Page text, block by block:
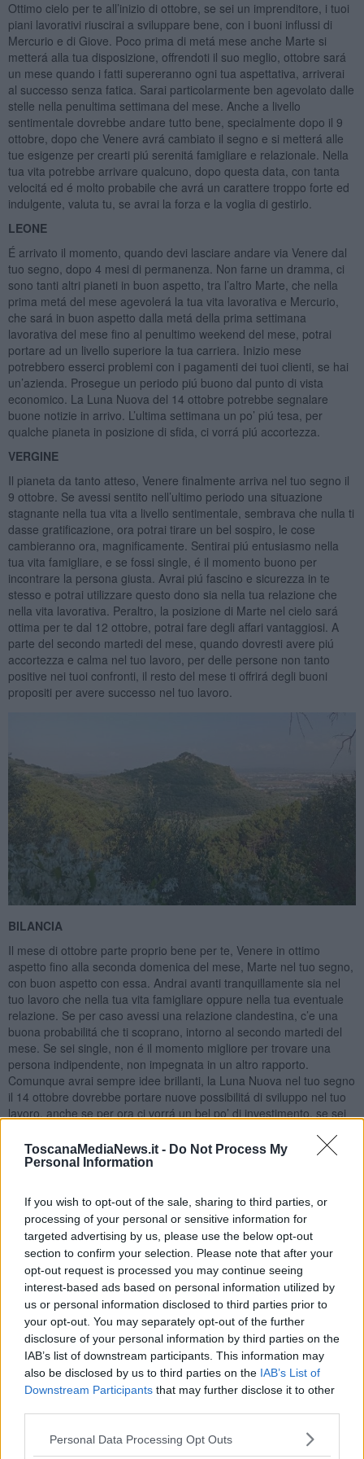
ToscanaMediaNews.it - Do Not Process My
Personal Information
If you wish to opt-out of the sale, sharing to third parties, or
processing of your personal or sensitive information for
targeted advertising by us, please use the below opt-out
section to confirm your selection. Please note that after your
opt-out request is processed you may continue seeing
interest-based ads based on personal information utilized by
us or personal information disclosed to third parties prior to
your opt-out. You may separately opt-out of the further
disclosure of your personal information by third parties on the
IAB’s list of downstream participants. This information may
also be disclosed by us to third parties on the IAB’s List of
Downstream Participants that may further disclose it to other
Personal Data Processing Opt Outs
Ottimo cielo per te all’inizio di ottobre, se sei un imprenditore, i tuoi
piani lavorativi riuscirai a sviluppare bene, con i buoni influssi di
Mercurio e di Giove. Poco prima di metá mese anche Marte si
metterá alla tua disposizione, offrendoti il suo meglio, ottobre sará
un mese quando i fatti supereranno ogni tua aspettativa, arriverai
al successo senza fatica. Sarai particolarmente ben agevolato dalle
stelle nella penultima settimana del mese. Anche a livello
sentimentale dovrebbe andare tutto bene, specialmente dopo il 9
ottobre, dopo che Venere avrá cambiato il segno e si metterá alle
tue esigenze per crearti piú serenitá famigliare e relazionale. Nella
tua vita potrebbe arrivare qualcuno, dopo questa data, con tanta
velocitá ed é molto probabile che avrá un carattere troppo forte ed
indulgente, valuta tu, se avrai la forza e la voglia di gestirlo.
LEONE
É arrivato il momento, quando devi lasciare andare via Venere dal
tuo segno, dopo 4 mesi di permanenza. Non farne un dramma, ci
sono tanti altri pianeti in buon aspetto, tra l’altro Marte, che nella
prima metá del mese agevolerá la tua vita lavorativa e Mercurio,
che sará in buon aspetto dalla metá della prima settimana
lavorativa del mese fino al penultimo weekend del mese, potrai
portare ad un livello superiore la tua carriera. Inizio mese
potrebbero esserci problemi con i pagamenti dei tuoi clienti, se hai
un’azienda. Prosegue un periodo piú buono dal punto di vista
economico. La Luna Nuova del 14 ottobre potrebbe segnalare
buone notizie in arrivo. L’ultima settimana un po’ piú tesa, per
qualche pianeta in posizione di sfida, ci vorrá piú accortezza.
VERGINE
Il pianeta da tanto atteso, Venere finalmente arriva nel tuo segno il
9 ottobre. Se avessi sentito nell’ultimo periodo una situazione
stagnante nella tua vita a livello sentimentale, sembrava che nulla ti
dasse gratificazione, ora potrai tirare un bel sospiro, le cose
cambieranno ora, magnificamente. Sentirai piú entusiasmo nella
tua vita famigliare, e se fossi single, é il momento buono per
incontrare la persona giusta. Avrai piú fascino e sicurezza in te
stesso e potrai utilizzare questo dono sia nella tua relazione che
nella vita lavorativa. Peraltro, la posizione di Marte nel cielo sará
ottima per te dal 12 ottobre, potrai fare degli affari vantaggiosi. A
parte del secondo martedi del mese, quando dovresti avere piú
accortezza e calma nel tuo lavoro, per delle persone non tanto
positive nei tuoi confronti, il resto del mese ti offrirá degli buoni
propositi per avere successo nel tuo lavoro.
BILANCIA
Il mese di ottobre parte proprio bene per te, Venere in ottimo
aspetto fino alla seconda domenica del mese, Marte nel tuo segno,
con buon aspetto con essa. Andrai avanti tranquillamente sia nel
tuo lavoro che nella tua vita famigliare oppure nella tua eventuale
relazione. Se per caso avessi una relazione clandestina, c’e una
buona probabilitá che ti scoprano, intorno al secondo martedi del
mese. Se sei single, non é il momento migliore per trovare una
persona indipendente, non impegnata in un altro rapporto.
Comunque avrai sempre idee brillanti, la Luna Nuova nel tuo segno
il 14 ottobre dovrebbe portare nuove possibilitá di sviluppo nel tuo
lavoro, anche se per ora ci vorrá un bel po’ di investimento, se sei
domenica del mese.
SCORPIONE
Inizio di ottobre potresti sentire un po’ di affaticamento, per vari
pianeti in aspetto di sfida con il tuo segno. Ben presto le cose
cambieranno, Venere finalmente entrerá in aspetto positivo con il
tuo segno dal 9 ottobre e Marte, che é uno dei tuoi due pianeti
governatori, entrerá nel tuo segno il 12 ottobre, con vari aspetti
positivi verso altri pianeti. Ciononostante, é probabile un frainteso
con un amico/amica intorno il secondo martedi del mese. A livello
lavorativo, se hai un’azienda, nella seconda parte del mese le tue
idee rimarranno in gestazione, non é ora di lanciarli. Un’occasione
particolare da non sottovalutare arriverá il 25-26 ottobre. Un po’ di
tensione potresti avvertire per la Luna Piena opposta al tuo segno il
28 ottobre, Venere in ottima posizione calmerá le acque.
SAGITTARIO
ottobre si leverá dalla posizione difficile per te, facilitando da allora
in poi le trattative, le comunicazioni, le vendite, le speculazioni, se